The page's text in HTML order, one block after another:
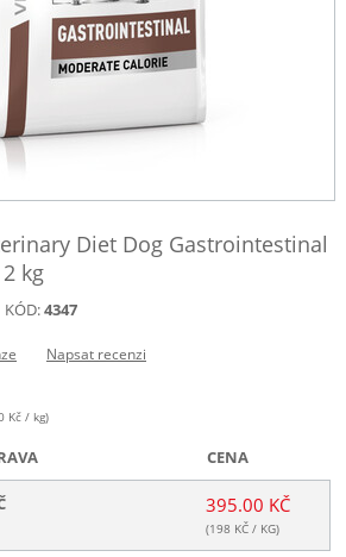
Diet Dog Gastrointestinal
kg
KÓD:4347
Napsat recenzi
Kč / kg)
CENA
395.00 KČ
(198 KČ / KG)